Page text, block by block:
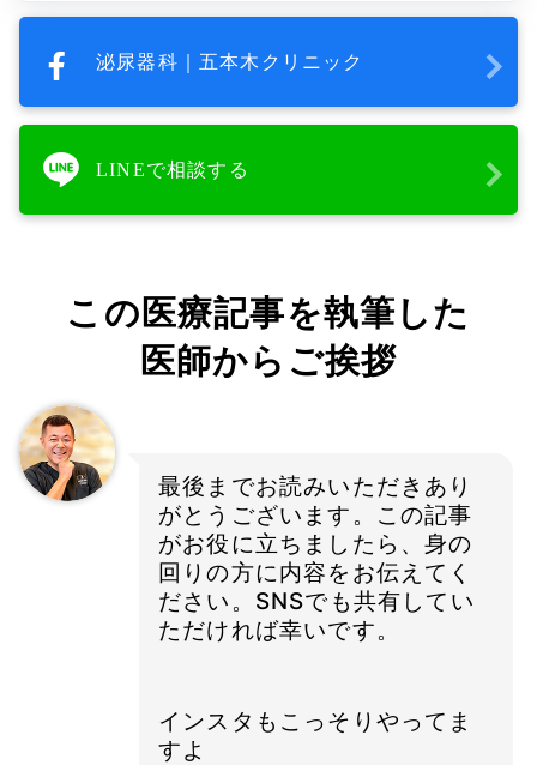
泌尿器科｜五本木クリニック
LINEで相談する
この医療記事を執筆した
医師からご挨拶
最後までお読みいただきあり
がとうございます。この記事
がお役に立ちましたら、身の
回りの方に内容をお伝えてく
ださい。SNSでも共有してい
ただければ幸いです。
インスタもこっそりやってま
すよ